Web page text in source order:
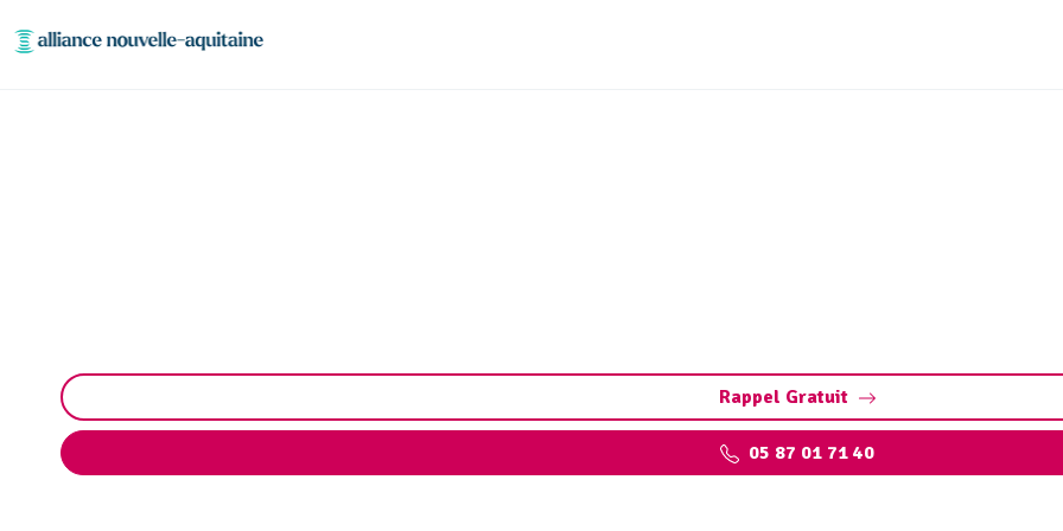
Rappel Gratuit
05 87 01 71 40